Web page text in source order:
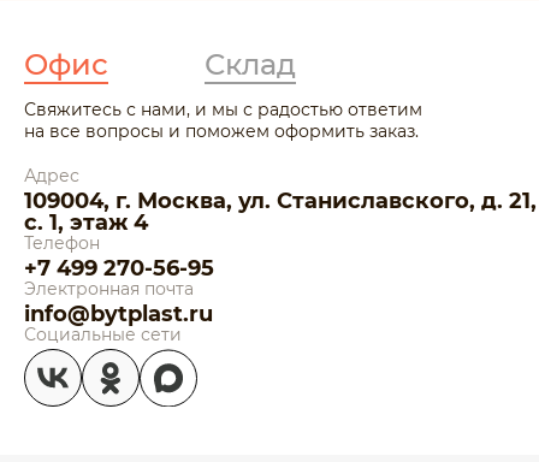
Офис Склад
Свяжитесь с нами, и мы с радостью ответим
на все вопросы и поможем оформить заказ.
Адрес
109004, г. Москва, ул. Станиславского, д. 21,
с. 1, этаж 4
Телефон
+7 499 270-56-95
Электронная почта
info@bytplast.ru
Социальные сети